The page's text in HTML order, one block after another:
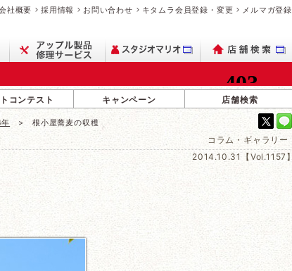
社概要 採用情報 お問い合わせ キタムラ会員登録・変更 メルマガ登録
コンテスト キャンペーン 店舗検索
根小屋蕎麦の収穫
コラム・ギャラリー
2014.10.31【Vol.1157】